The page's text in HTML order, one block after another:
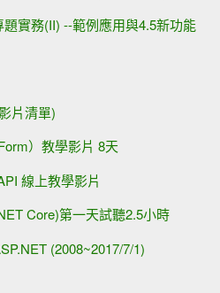
實務(II) --範例應用與4.5新功能
片清單)
）教學影片 8天
線上教學影片
Core)第一天試聽2.5小時
(2008~2017/7/1)